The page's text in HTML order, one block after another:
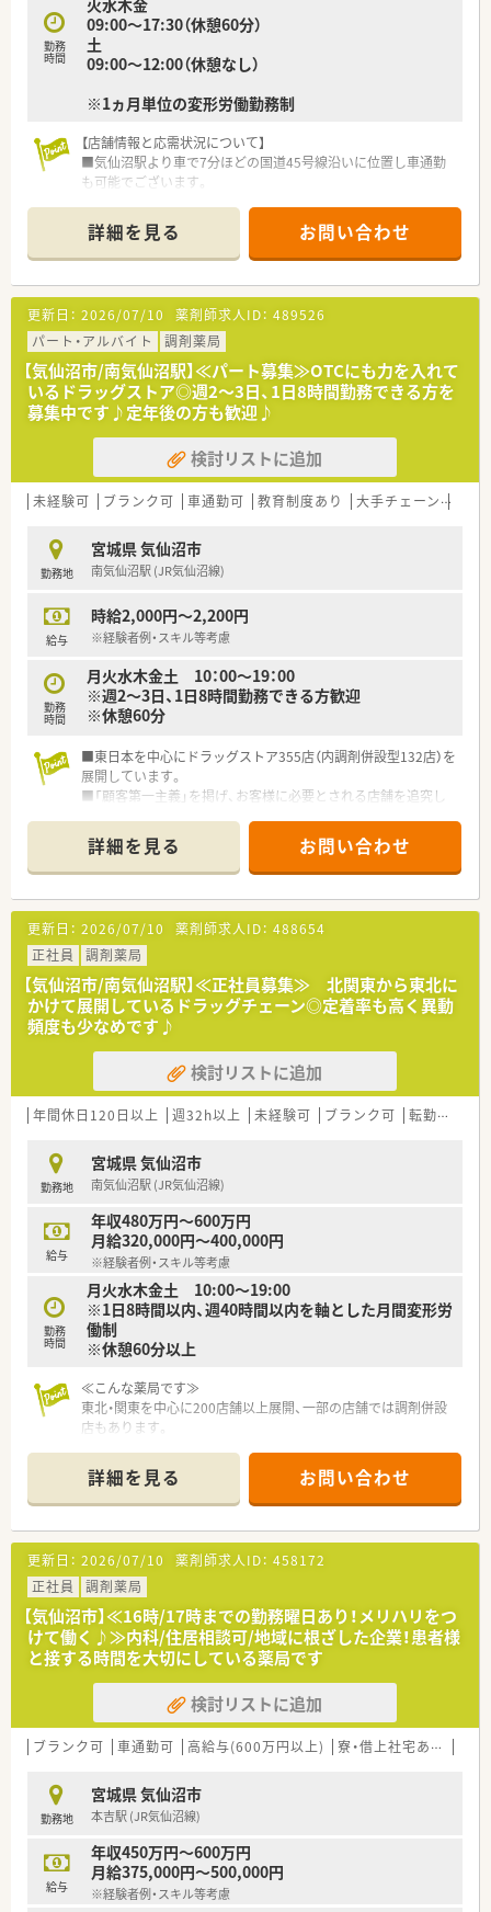
勤務
時間
火水木金
09:00～17:30（休憩60分）
土
09:00～12:00（休憩なし）
※1ヵ月単位の変形労働勤務制
【店舗情報と応需状況について】
■気仙沼駅より車で7分ほどの国道45号線沿いに位置し車通勤
も可能でございます。
50枚の処方箋を応需しています。
■薬剤師3名体制で事務員も3名在籍しており、ゆとりを持って
業務に取り組める環境です。
【法人特徴について】
■創業25年以上の歴史を持ち、東北エリアを中心にグループ全
体で21店舗を順調に展開している企業でございます。
■調剤事業に加えて介護事業も運営しているため、安定した経営
基盤を持ち安心して勤務できます。
■最新機器の導入を積極的に進め、調剤過誤防止と業務効率化を
図り対人業務に注力する体制です。
【こんな方が活躍中】
■地域に密着して患者様との繋がりを大切にし、きめ細やかな対
応ができる方が活躍しています。
ない方が多く在籍しています。
■落ち着いた雰囲気の中で、じっくりと患者様と向き合いたいと
考える薬剤師の方に適しています。
詳細を見る お問い合わせ
更新日： 2026/07/10 薬剤師求人ID： 489526
パート・アルバイト
調剤薬局
【気仙沼市/南気仙沼駅】≪パート募集≫OTCにも力を入れて
いるドラッグストア◎週2～3日、1日8時間勤務できる方を
募集中です♪定年後の方も歓迎♪
検討リストに追加
未経験可 ブランク可 車通勤可 教育制度あり 大手チェーン
勤務地
宮城県 気仙沼市
南気仙沼駅 (JR気仙沼線)
給与
時給2,000円～2,200円
※経験者例・スキル等考慮
勤務
時間
月火水木金土 10：00～19：00
※週2～3日、1日8時間勤務できる方歓迎
※休憩60分
■東日本を中心にドラッグストア355店（内調剤併設型132店）を
展開しています。
■「顧客第一主義」を掲げ、お客様に必要とされる店舗を追究し
■薬剤師の募集にあたって、自宅通勤のエリア社員と転居を伴う
異動があるナショナル社員の2コースに分かれています。
■勤務薬剤師だけでなく、薬局長や管理職、幹部候補としてのキ
ャリアビジョンも描ける環境です。
■調剤併設店舗でのご勤務の場合、薬剤師は調剤投薬業務が中心
となります。
■「地域の人々の健康を支えたい」という思いを大事にされてい
る方、ぜひご応募ください。
詳細を見る お問い合わせ
更新日： 2026/07/10 薬剤師求人ID： 488654
正社員
調剤薬局
【気仙沼市/南気仙沼駅】≪正社員募集≫ 北関東から東北に
かけて展開しているドラッグチェーン◎定着率も高く異動
頻度も少なめです♪
検討リストに追加
年間休日120日以上 週32h以上 未経験可 ブランク可 転勤なし
勤務地
宮城県 気仙沼市
南気仙沼駅 (JR気仙沼線)
給与
年収480万円～600万円
月給320,000円～400,000円
※経験者例・スキル等考慮
勤務
時間
月火水木金土 10:00～19:00
※1日8時間以内、週40時間以内を軸とした月間変形労
働制
※休憩60分以上
≪こんな薬局です≫
東北・関東を中心に200店舗以上展開、一部の店舗では調剤併設
店もあります。
の実現を目指し
スケール・品揃え・価格・利便性の充実した店舗運営で、
1店舗あたりの売上高は業界平均の3倍～5倍の売上を誇ってい
る安定企業。
また、売場戦略の策定やスタッフのマネジメント、
品揃えの提案等の権限をそれぞれの店舗に委譲しており、
社員のモチベーション維持はもちろん、
地域に本当に必要なサービスを提供できるよう配慮している薬
局です。
≪こんな会社です≫
■カワチ薬品は東日本を中心にドラッグストア355店（内調剤併
設型132店）を展開しています。
■「顧客第一主義」を掲げ、お客様に必要とされる店舗を追究し
ており品揃え数も業界随一です。
においても毎日の生活における利便性を高めた小商圏型ストア
で対応し、ドミナントを構築しながら全国展開を考えておりま
す。
■勤務薬剤師だけでなく、薬局長や管理職、幹部候補としてのキ
ャリアビジョンなども描ける環境です！
≪働く環境≫
詳細を見る お問い合わせ
更新日： 2026/07/10 薬剤師求人ID： 458172
正社員
調剤薬局
【気仙沼市】≪16時/17時までの勤務曜日あり！メリハリをつ
けて働く♪≫内科/住居相談可/地域に根ざした企業！患者様
と接する時間を大切にしている薬局です
検討リストに追加
ブランク可 車通勤可 高給与(600万円以上) 寮・借上社宅あり
勤務地
宮城県 気仙沼市
本吉駅 (JR気仙沼線)
給与
年収450万円～600万円
月給375,000円～500,000円
※経験者例・スキル等考慮